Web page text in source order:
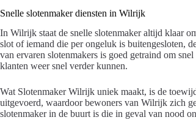
Snelle slotenmaker diensten in Wilrijk
In Wilrijk staat de snelle slotenmaker altijd klaar
slot of iemand die per ongeluk is buitengesloten,
van ervaren slotenmakers is goed getraind om
klanten weer snel verder kunnen.
Wat Slotenmaker Wilrijk uniek maakt, is de
uitgevoerd, waardoor bewoners van Wilrijk zich
slotenmaker in de buurt is die in geval van nood